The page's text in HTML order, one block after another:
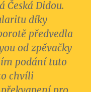
Česká Didou.
díky
předvedla
od zpěvačky
podání tuto
chvíli